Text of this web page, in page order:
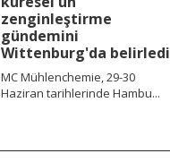
zenginleştirme
gündemini
Wittenburg'da belirledi
MC Mühlenchemie, 29-30
Haziran tarihlerinde Hambu...